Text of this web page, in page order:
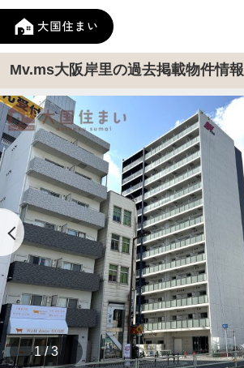
Mv.ms大阪岸里の過去掲載物件情報
1 / 3